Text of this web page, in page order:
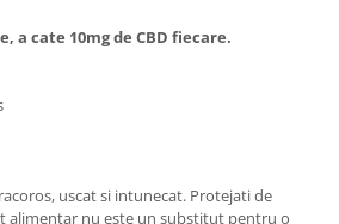
a cate 10mg de CBD fiecare.
uscat si intunecat. Protejati de
alimentar nu este un substitut pentru o